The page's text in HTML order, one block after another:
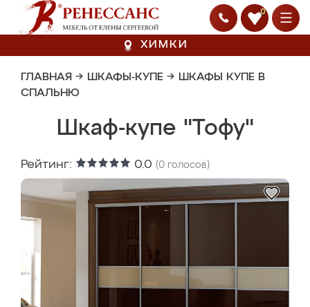
0
ХИМКИ
ГЛАВНАЯ → ШКАФЫ-КУПЕ → ШКАФЫ КУПЕ В
СПАЛЬНЮ
Шкаф-купе "Тофу"
Рейтинг: 0.0 (0 голосов)